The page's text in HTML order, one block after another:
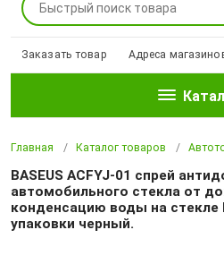
Заказать товар Адреса
Главная Каталог товаров
BASEUS ACFYJ-01 спрей
автомобильного стекла от
конденсацию воды на стекле
упаковки черный.